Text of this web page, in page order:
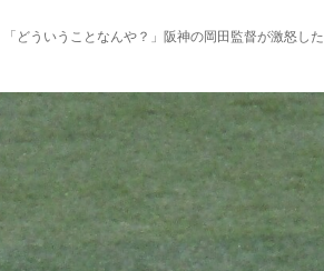
「どういうことなんや？」阪神の岡田監督が激怒